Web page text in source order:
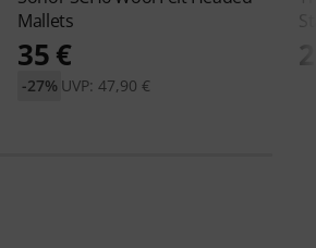
Mallets
35 €
UVP: 47,90 €
-27%